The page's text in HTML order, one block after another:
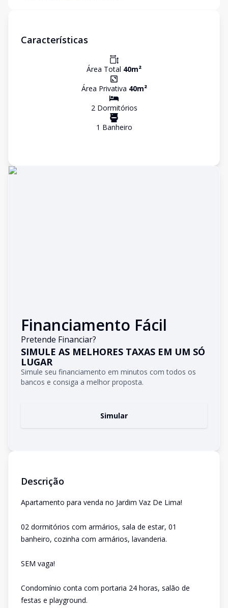
Características
Área Total 40m²
Área Privativa 40m²
2Dormitórios
1 Banheiro
Financiamento Fácil
Pretende Financiar?
SIMULE AS MELHORES TAXAS EM UM SÓ
LUGAR
Simule seu financiamento em minutos com todos os
bancos e consiga a melhor proposta.
Simular
Descrição
Apartamento para venda no Jardim Vaz De Lima!
02 dormitórios com armários, sala de estar, 01
banheiro, cozinha com armários, lavanderia.
SEM vaga!
Condomínio conta com portaria 24 horas, salão de
festas e playground.